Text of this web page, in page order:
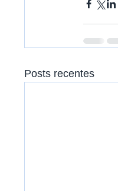
Posts recentes